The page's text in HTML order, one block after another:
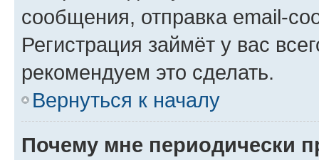
сообщения, отправка email-
Регистрация займёт у вас
рекомендуем это сделать.
Вернуться к началу
Почему мне периодически